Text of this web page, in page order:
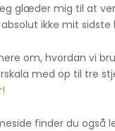
glæder mig til at
ikke mit sidste
om, hvordan vi
med op til tre
finder du også